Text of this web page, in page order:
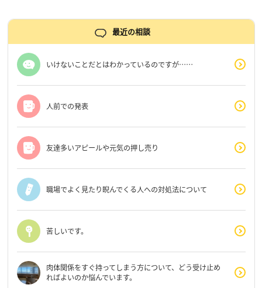
最近の相談
いけないことだとはわかっているのですが……
人前での発表
友達多いアピールや元気の押し売り
職場でよく見たり睨んでくる人への対処法について
苦しいです。
肉体関係をすぐ持ってしまう方について、どう受け止め
ればよいのか悩んでいます。